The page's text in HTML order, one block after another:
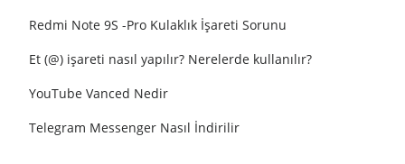
Redmi Note 9S -Pro Kulaklık İşareti Sorunu
Et (@) işareti nasıl yapılır? Nerelerde kullanılır?
YouTube Vanced Nedir
Telegram Messenger Nasıl İndirilir